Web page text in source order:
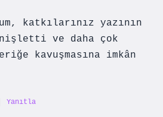
katkılarınız yazının
ve daha çok
kavuşmasına imkân
Yanıtla